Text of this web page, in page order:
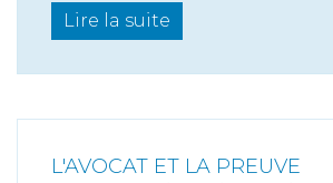
Lire la suite
L'AVOCAT ET LA PREUVE